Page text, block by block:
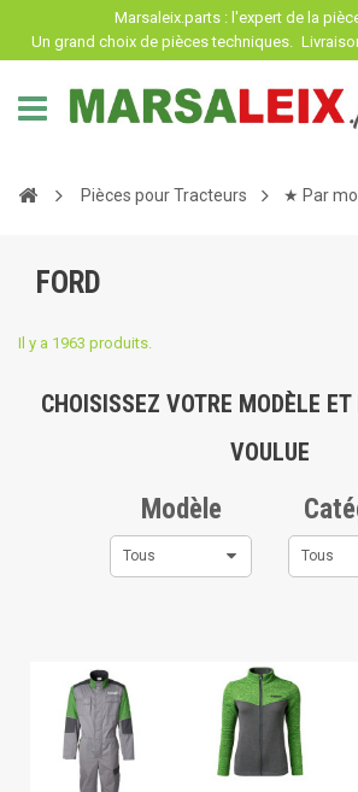
Marsaleix.parts : l'expert de la
Un grand choix de pièces techniques.
Pièces pour Tracteurs ★ Par
FORD
Il y a 1963 produits.
CHOISISSEZ VOTRE MODÈLE
VOULUE
Modèle
Tous Tous
Panneau de gestion des cookies